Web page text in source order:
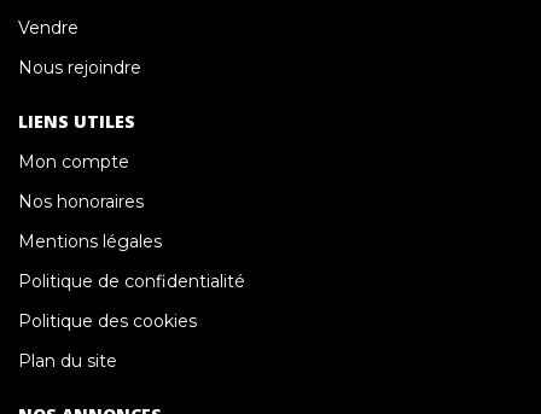
Vendre
Nous rejoindre
LIENS UTILES
Mon compte
Nos honoraires
Mentions légales
Politique de confidentialité
Politique des cookies
Plan du site